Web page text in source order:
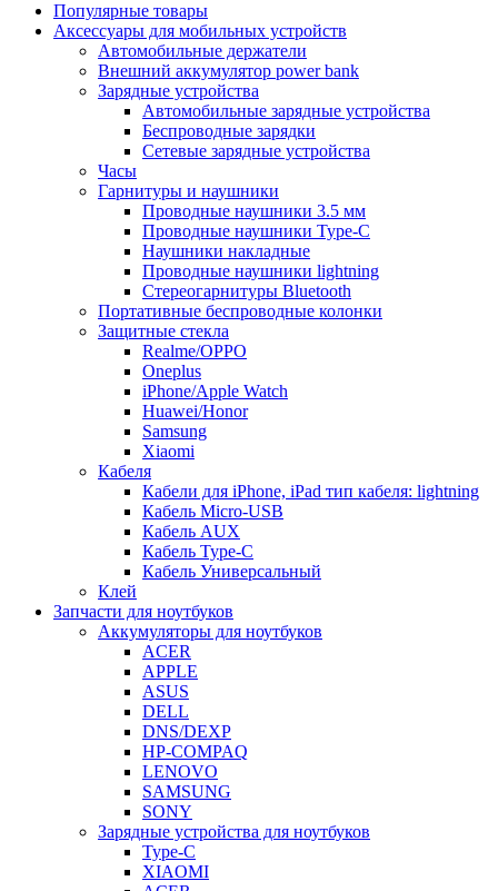
Популярные товары
Аксессуары для мобильных устройств
Автомобильные держатели
Внешний аккумулятор power bank
Зарядные устройства
Автомобильные зарядные устройства
Беспроводные зарядки
Сетевые зарядные устройства
Часы
Гарнитуры и наушники
Проводные наушники 3.5 мм
Проводные наушники Type-C
Наушники накладные
Проводные наушники lightning
Стереогарнитуры Bluetooth
Портативные беспроводные колонки
Защитные стекла
Realme/OPPO
Oneplus
iPhone/Apple Watch
Huawei/Honor
Samsung
Xiaomi
Кабеля
Кабели для iPhone, iPad тип кабеля: lightning
Кабель Micro-USB
Кабель AUX
Кабель Type-C
Кабель Универсальный
Клей
Запчасти для ноутбуков
Аккумуляторы для ноутбуков
ACER
APPLE
ASUS
DELL
DNS/DEXP
HP-COMPAQ
LENOVO
SAMSUNG
SONY
Зарядные устройства для ноутбуков
Type-C
XIAOMI